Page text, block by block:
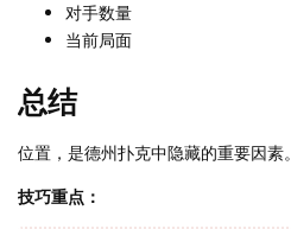
对手数量
当前局面
总结
位置，是德州扑克中隐藏的重要因素。
技巧重点：